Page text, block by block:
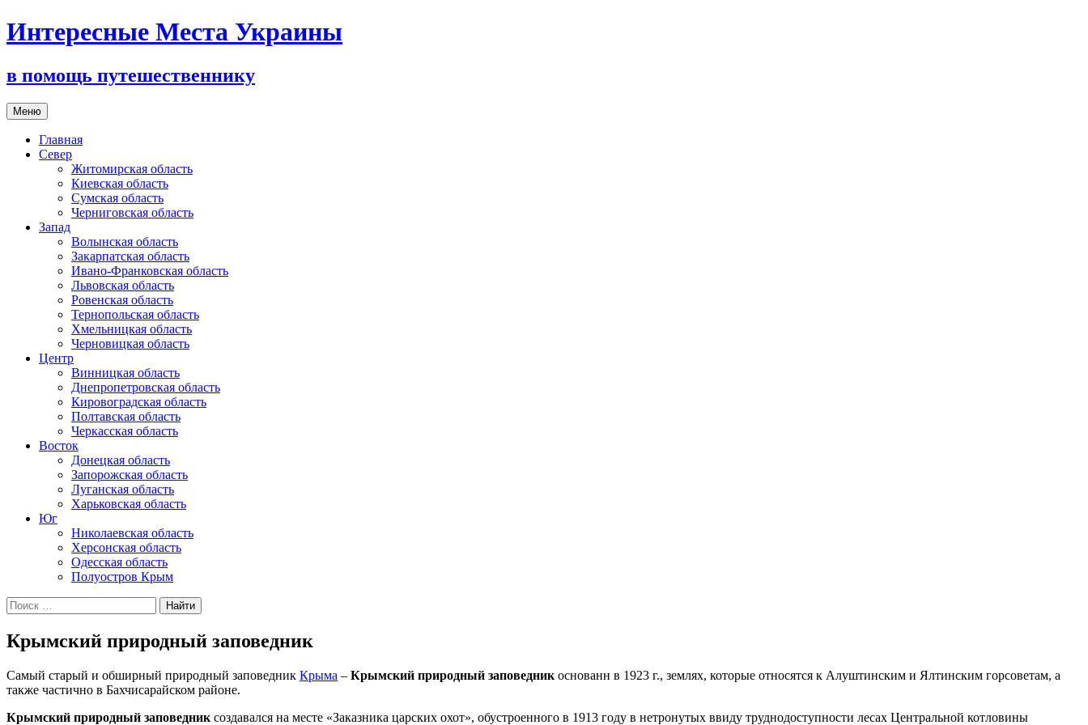
Интересные Места Украины
в помощь путешественнику
Меню Перейти
к
содержимому
Главная
Север
Житомирская область
Киевская область
Сумская область
Черниговская область
Запад
Волынская область
Закарпатская область
Ивано-Франковская область
Львовская область
Ровенская область
Тернопольская область
Хмельницкая область
Черновицкая область
Центр
Винницкая область
Днепропетровская область
Кировоградская область
Полтавская область
Черкасская область
Восток
Донецкая область
Запорожская область
Луганская область
Харьковская область
Юг
Николаевская область
Херсонская область
Одесская область
Полуостров Крым
Искать:
Крымский природный заповедник
Самый старый и обширный природный заповедник Крыма – Крымский природный заповедник основанн в 1923 г., землях, которые относятся к Алуштинским и Ялтинским горсоветам, а
также частично в Бахчисарайском районе.
Крымский природный заповедник создавался на месте «Заказника царских охот», обустроенного в 1913 году в нетронутых ввиду труднодоступности лесах Центральной котловины